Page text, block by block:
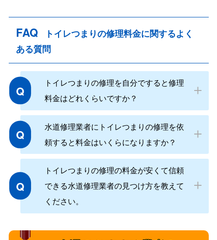
FAQ
トイレつまりの修理料金に関するよく
ある質問
Q
トイレつまりの修理を自分ですると修理
料金はどれくらいですか？
Q
水道修理業者にトイレつまりの修理を依
頼すると料金はいくらになりますか？
Q
トイレつまりの修理の料金が安くて信頼
できる水道修理業者の見つけ方を教えて
ください。